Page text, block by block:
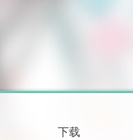
下载